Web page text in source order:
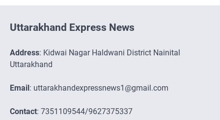
Uttarakhand Express News
Address: Kidwai Nagar Haldwani District Nainital
Uttarakhand
Email : uttarakhandexpressnews1@gmail.com
Contact: 7351109544/9627375337